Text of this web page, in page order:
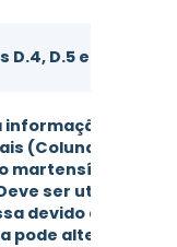
D.5 e D.7.
e
(Colunas 6, 7 e
martensítico (L80
ser utilizado
devido ao
pode alterar o